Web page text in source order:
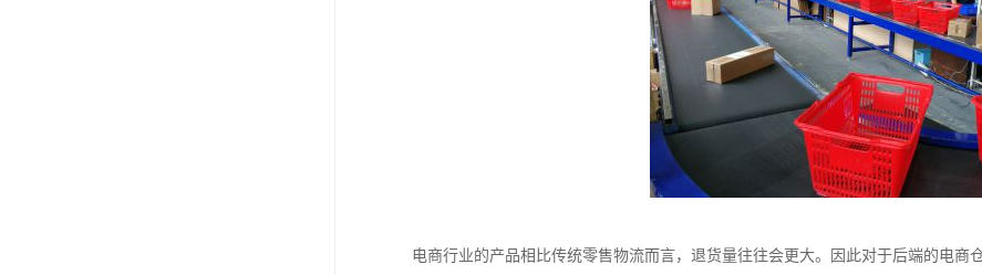
电商行业的产品相比传统零售物流而言，退货量往往会更大。因此对于后端的电商